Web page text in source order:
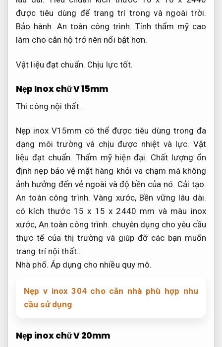
được tiêu dùng để trang trí trong và ngoài trời.
Bảo hành. An toàn công trình. Tính thẩm mỹ cao
làm cho căn hộ trở nên nổi bật hơn.
Vật liệu đạt chuẩn. Chịu lực tốt.
Nẹp Inox chữ V 15mm
Thi công nội thất.
Nẹp inox V15mm có thể được tiêu dùng trong đa
dạng môi trường và chịu được nhiệt và lực. Vật
liệu đạt chuẩn. Thẩm mỹ hiện đại. Chất lượng ổn
định nẹp bảo vệ mặt hàng khỏi va chạm mà không
ảnh hưởng đến vẻ ngoài và độ bền của nó. Cải tạo.
An toàn công trình. Vàng xước, Bền vững lâu dài.
có kích thước 15 x 15 x 2440 mm và màu inox
xước, An toàn công trình. chuyên dụng cho yêu cầu
thực tế của thị trường và giúp đỡ các bạn muốn
trang trí nội thất..
Nhà phố. Áp dụng cho nhiều quy mô.
Nẹp v inox 304 cho căn nhà phù hợp nhu
cầu sử dụng
Nẹp inox chữ V 20mm